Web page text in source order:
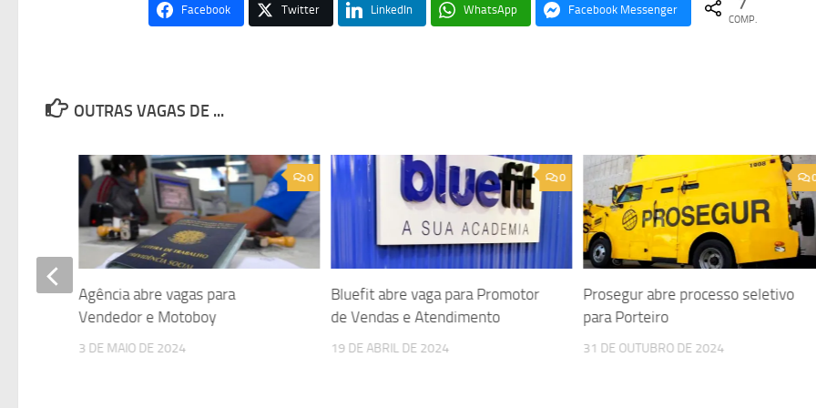
Facebook Twitter LinkedIn WhatsApp Facebook Messenger
COMP.
OUTRAS VAGAS DE ...
0
Bluefit abre vaga para Promotor
de Vendas e Atendimento
19 DE ABRIL DE 2024
Prosegur abre processo seletivo
para Porteiro
31 DE OUTUBRO DE 2024
0
Agência abre vagas para
Vendedor e Motoboy
3 DE MAIO DE 2024